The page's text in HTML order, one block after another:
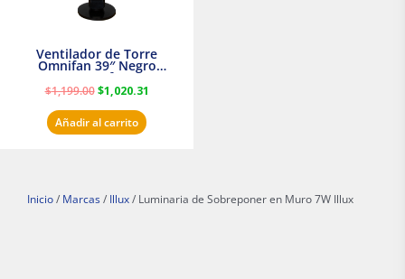
Ventilador de Torre
Omnifan 39″ Negro
Masterfan
$1,199.00 $1,020.31
Añadir al carrito
Inicio / Marcas / Illux / Luminaria de Sobreponer en Muro 7W Illux